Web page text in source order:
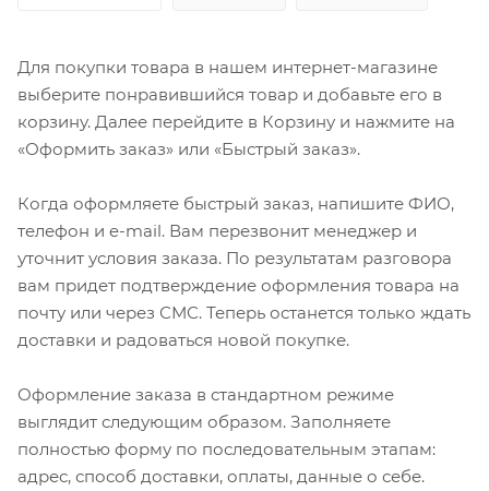
Для покупки товара в нашем интернет-магазине
выберите понравившийся товар и добавьте его в
корзину. Далее перейдите в Корзину и нажмите на
«Оформить заказ» или «Быстрый заказ».
Когда оформляете быстрый заказ, напишите ФИО,
телефон и e-mail. Вам перезвонит менеджер и
уточнит условия заказа. По результатам разговора
вам придет подтверждение оформления товара на
почту или через СМС. Теперь останется только ждать
доставки и радоваться новой покупке.
Оформление заказа в стандартном режиме
выглядит следующим образом. Заполняете
полностью форму по последовательным этапам:
адрес, способ доставки, оплаты, данные о себе.